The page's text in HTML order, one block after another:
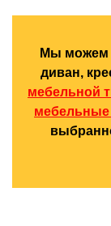
Мы можем
диван,
мебельной